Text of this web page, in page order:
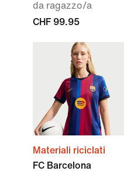
da ragazzo/a
CHF 99.95
Materiali riciclati
FC Barcelona